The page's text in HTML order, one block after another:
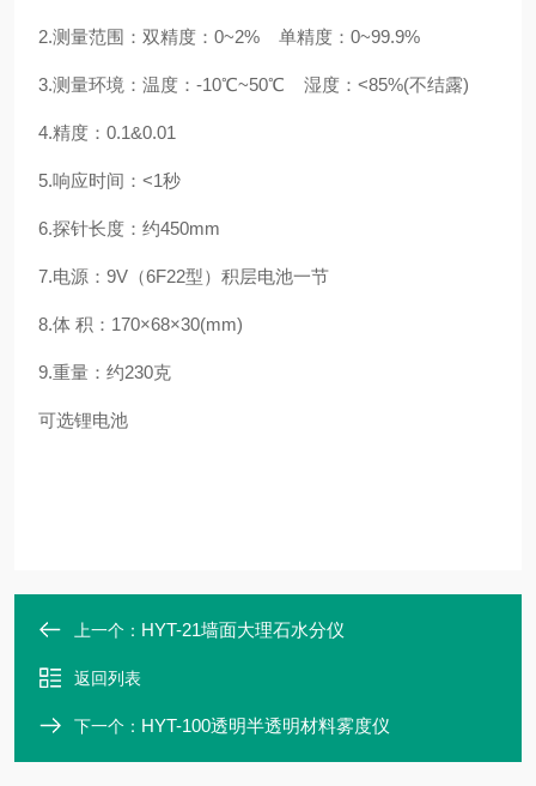
2.测量范围：双精度：0~2% 单精度：0~99.9%
3.测量环境：温度：-10℃~50℃ 湿度：<85%(不结露)
4.精度：0.1&0.01
5.响应时间：<1秒
6.探针长度：约450mm
7.电源：9V（6F22型）积层电池一节
8.体 积：170×68×30(mm)
9.重量：约230克
可选锂电池
上一个： HYT-21墙面大理石水分仪
返回列表
下一个： HYT-100透明半透明材料雾度仪